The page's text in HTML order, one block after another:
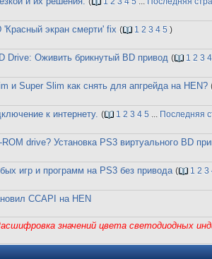
'Красный экран смерти' fix ( 1 2 3 4 5 )
Drive: Оживить брикнутый BD привод ( 1 2 3 4
и Super Slim как снять для апгрейда на HEN?
к интернету. ( 1 2 3 4 5 ... Последняя
drive? Установка PS3 виртуального BD
игр и программ на PS3 без привода ( 1 2 3
CCAPI на HEN
значений цвета светодиодных